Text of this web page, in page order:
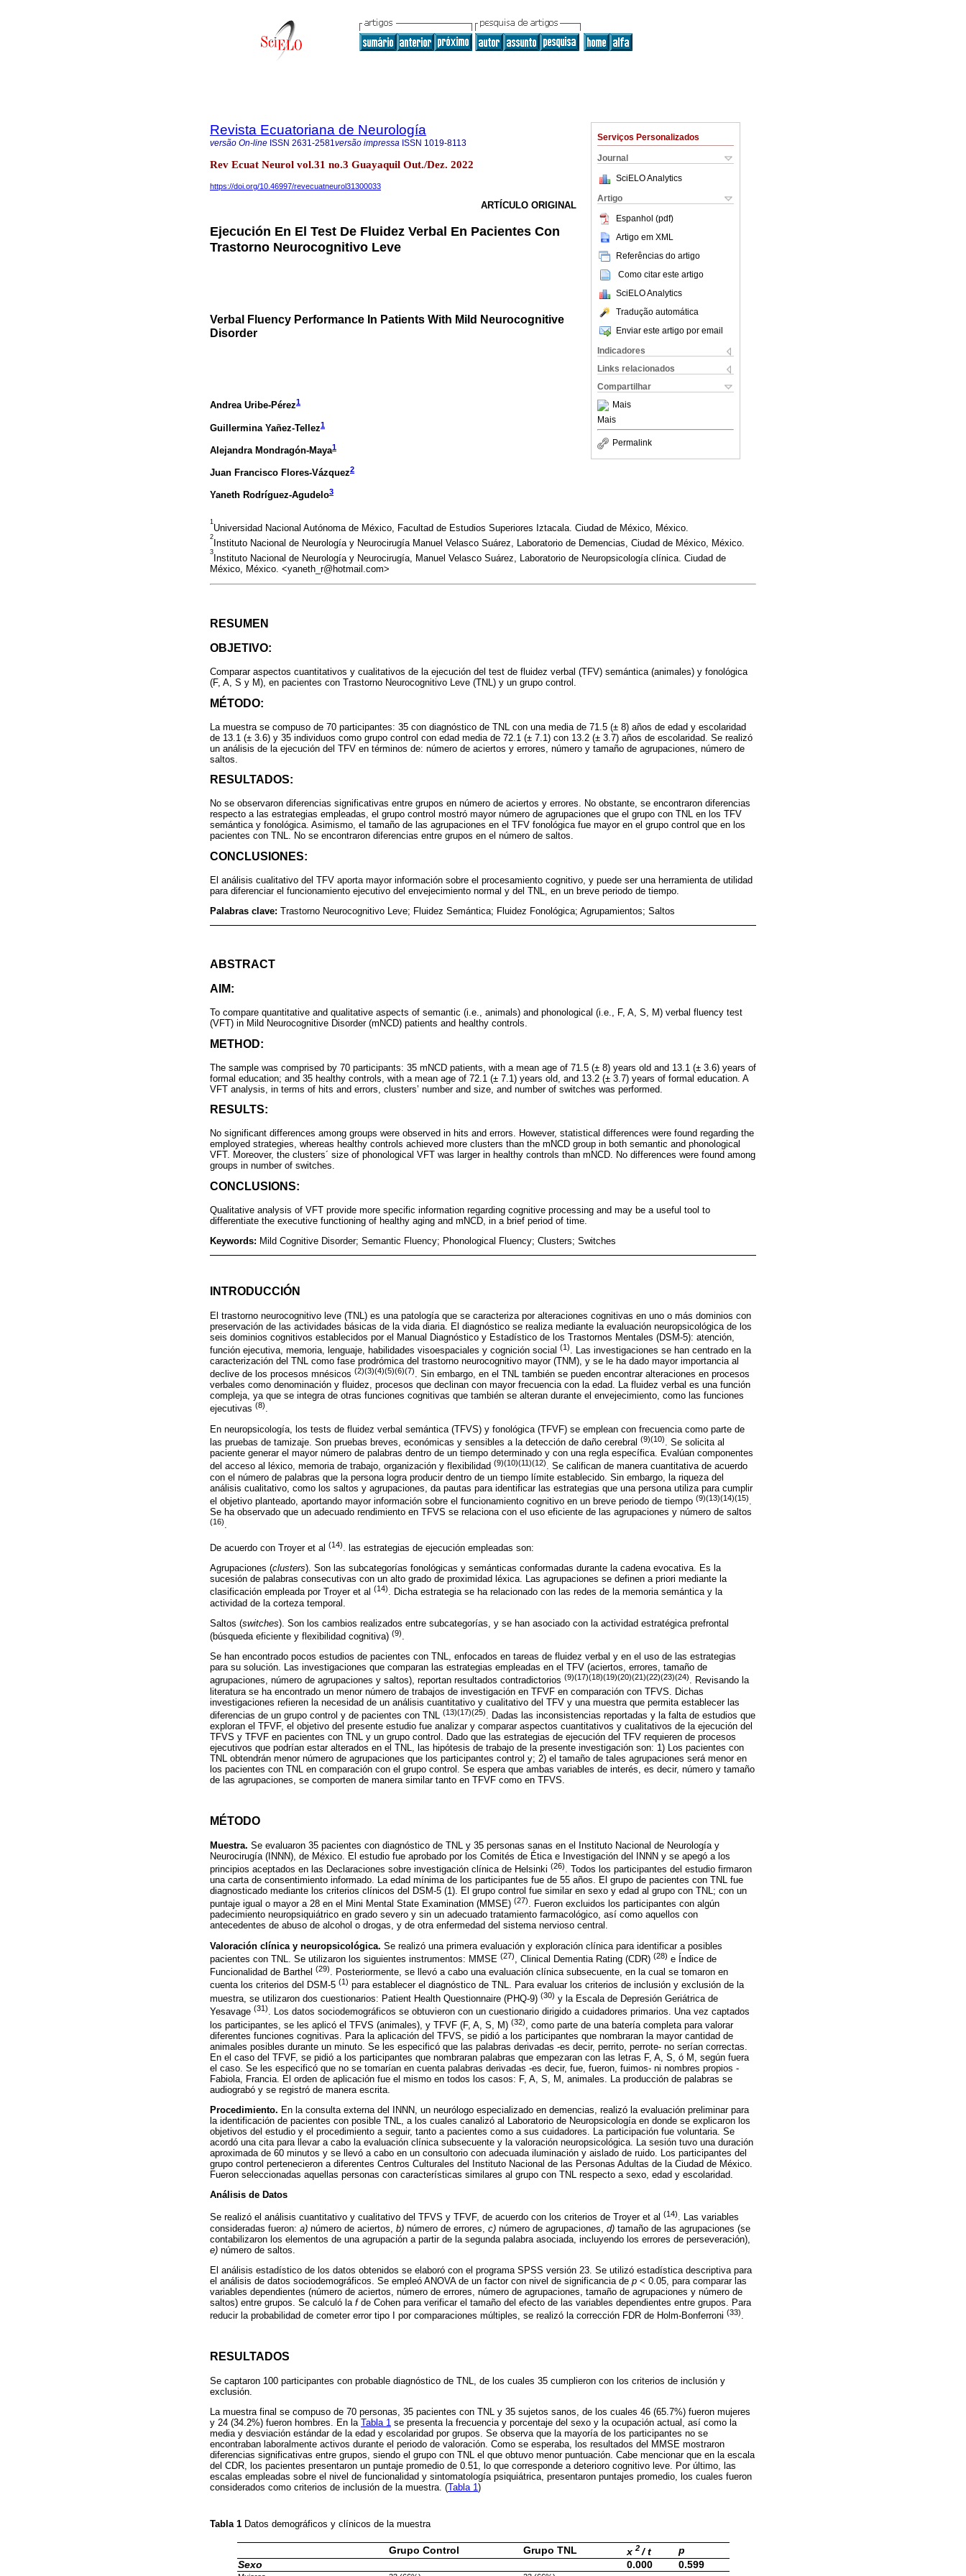
Serviços Personalizados
Journal
SciELO Analytics
Artigo
Espanhol (pdf)
Artigo em XML
Referências do artigo
Como citar este artigo
SciELO Analytics
Tradução automática
Enviar este artigo por email
Indicadores
Links relacionados
Compartilhar
Mais
Mais
Permalink
Revista Ecuatoriana de Neurología
versão On-line ISSN 2631-2581versão impressa ISSN 1019-8113
Rev Ecuat Neurol vol.31 no.3 Guayaquil Out./Dez. 2022
https://doi.org/10.46997/revecuatneurol31300033
ARTÍCULO ORIGINAL
Ejecución En El Test De Fluidez Verbal En Pacientes Con
Trastorno Neurocognitivo Leve
Verbal Fluency Performance In Patients With Mild Neurocognitive
Disorder
Andrea Uribe-Pérez1
Guillermina Yañez-Tellez1
Alejandra Mondragón-Maya1
Juan Francisco Flores-Vázquez2
Yaneth Rodríguez-Agudelo3
1
Universidad Nacional Autónoma de México, Facultad de Estudios Superiores Iztacala. Ciudad de México, México.
2
Instituto Nacional de Neurología y Neurocirugía Manuel Velasco Suárez, Laboratorio de Demencias, Ciudad de México, México.
3
Instituto Nacional de Neurología y Neurocirugía, Manuel Velasco Suárez, Laboratorio de Neuropsicología clínica. Ciudad de
México, México. <yaneth_r@hotmail.com>
RESUMEN
OBJETIVO:
Comparar aspectos cuantitativos y cualitativos de la ejecución del test de fluidez verbal (TFV) semántica (animales) y fonológica
(F, A, S y M), en pacientes con Trastorno Neurocognitivo Leve (TNL) y un grupo control.
MÉTODO:
La muestra se compuso de 70 participantes: 35 con diagnóstico de TNL con una media de 71.5 (± 8) años de edad y escolaridad
de 13.1 (± 3.6) y 35 individuos como grupo control con edad media de 72.1 (± 7.1) con 13.2 (± 3.7) años de escolaridad. Se realizó
un análisis de la ejecución del TFV en términos de: número de aciertos y errores, número y tamaño de agrupaciones, número de
saltos.
RESULTADOS:
No se observaron diferencias significativas entre grupos en número de aciertos y errores. No obstante, se encontraron diferencias
respecto a las estrategias empleadas, el grupo control mostró mayor número de agrupaciones que el grupo con TNL en los TFV
semántica y fonológica. Asimismo, el tamaño de las agrupaciones en el TFV fonológica fue mayor en el grupo control que en los
pacientes con TNL. No se encontraron diferencias entre grupos en el número de saltos.
CONCLUSIONES:
El análisis cualitativo del TFV aporta mayor información sobre el procesamiento cognitivo, y puede ser una herramienta de utilidad
para diferenciar el funcionamiento ejecutivo del envejecimiento normal y del TNL, en un breve periodo de tiempo.
Palabras clave: Trastorno Neurocognitivo Leve; Fluidez Semántica; Fluidez Fonológica; Agrupamientos; Saltos
ABSTRACT
AIM:
To compare quantitative and qualitative aspects of semantic (i.e., animals) and phonological (i.e., F, A, S, M) verbal fluency test
(VFT) in Mild Neurocognitive Disorder (mNCD) patients and healthy controls.
METHOD:
The sample was comprised by 70 participants: 35 mNCD patients, with a mean age of 71.5 (± 8) years old and 13.1 (± 3.6) years of
formal education; and 35 healthy controls, with a mean age of 72.1 (± 7.1) years old, and 13.2 (± 3.7) years of formal education. A
VFT analysis, in terms of hits and errors, clusters’ number and size, and number of switches was performed.
RESULTS:
No significant differences among groups were observed in hits and errors. However, statistical differences were found regarding the
employed strategies, whereas healthy controls achieved more clusters than the mNCD group in both semantic and phonological
VFT. Moreover, the clusters´ size of phonological VFT was larger in healthy controls than mNCD. No differences were found among
groups in number of switches.
CONCLUSIONS:
Qualitative analysis of VFT provide more specific information regarding cognitive processing and may be a useful tool to
differentiate the executive functioning of healthy aging and mNCD, in a brief period of time.
Keywords: Mild Cognitive Disorder; Semantic Fluency; Phonological Fluency; Clusters; Switches
INTRODUCCIÓN
El trastorno neurocognitivo leve (TNL) es una patología que se caracteriza por alteraciones cognitivas en uno o más dominios con
preservación de las actividades básicas de la vida diaria. El diagnóstico se realiza mediante la evaluación neuropsicológica de los
seis dominios cognitivos establecidos por el Manual Diagnóstico y Estadístico de los Trastornos Mentales (DSM-5): atención,
función ejecutiva, memoria, lenguaje, habilidades visoespaciales y cognición social (1). Las investigaciones se han centrado en la
caracterización del TNL como fase prodrómica del trastorno neurocognitivo mayor (TNM), y se le ha dado mayor importancia al
declive de los procesos mnésicos (2)(3)(4)(5)(6)(7). Sin embargo, en el TNL también se pueden encontrar alteraciones en procesos
verbales como denominación y fluidez, procesos que declinan con mayor frecuencia con la edad. La fluidez verbal es una función
compleja, ya que se integra de otras funciones cognitivas que también se alteran durante el envejecimiento, como las funciones
ejecutivas (8).
En neuropsicología, los tests de fluidez verbal semántica (TFVS) y fonológica (TFVF) se emplean con frecuencia como parte de
las pruebas de tamizaje. Son pruebas breves, económicas y sensibles a la detección de daño cerebral (9)(10). Se solicita al
paciente generar el mayor número de palabras dentro de un tiempo determinado y con una regla específica. Evalúan componentes
del acceso al léxico, memoria de trabajo, organización y flexibilidad (9)(10)(11)(12). Se califican de manera cuantitativa de acuerdo
con el número de palabras que la persona logra producir dentro de un tiempo límite establecido. Sin embargo, la riqueza del
análisis cualitativo, como los saltos y agrupaciones, da pautas para identificar las estrategias que una persona utiliza para cumplir
el objetivo planteado, aportando mayor información sobre el funcionamiento cognitivo en un breve periodo de tiempo (9)(13)(14)(15).
Se ha observado que un adecuado rendimiento en TFVS se relaciona con el uso eficiente de las agrupaciones y número de saltos
(16).
De acuerdo con Troyer et al (14). las estrategias de ejecución empleadas son:
Agrupaciones (clusters). Son las subcategorías fonológicas y semánticas conformadas durante la cadena evocativa. Es la
sucesión de palabras consecutivas con un alto grado de proximidad léxica. Las agrupaciones se definen a priori mediante la
clasificación empleada por Troyer et al (14). Dicha estrategia se ha relacionado con las redes de la memoria semántica y la
actividad de la corteza temporal.
Saltos (switches). Son los cambios realizados entre subcategorías, y se han asociado con la actividad estratégica prefrontal
(búsqueda eficiente y flexibilidad cognitiva) (9).
Se han encontrado pocos estudios de pacientes con TNL, enfocados en tareas de fluidez verbal y en el uso de las estrategias
para su solución. Las investigaciones que comparan las estrategias empleadas en el TFV (aciertos, errores, tamaño de
agrupaciones, número de agrupaciones y saltos), reportan resultados contradictorios (9)(17)(18)(19)(20)(21)(22)(23)(24). Revisando la
literatura se ha encontrado un menor número de trabajos de investigación en TFVF en comparación con TFVS. Dichas
investigaciones refieren la necesidad de un análisis cuantitativo y cualitativo del TFV y una muestra que permita establecer las
diferencias de un grupo control y de pacientes con TNL (13)(17)(25). Dadas las inconsistencias reportadas y la falta de estudios que
exploran el TFVF, el objetivo del presente estudio fue analizar y comparar aspectos cuantitativos y cualitativos de la ejecución del
TFVS y TFVF en pacientes con TNL y un grupo control. Dado que las estrategias de ejecución del TFV requieren de procesos
ejecutivos que podrían estar alterados en el TNL, las hipótesis de trabajo de la presente investigación son: 1) Los pacientes con
TNL obtendrán menor número de agrupaciones que los participantes control y; 2) el tamaño de tales agrupaciones será menor en
los pacientes con TNL en comparación con el grupo control. Se espera que ambas variables de interés, es decir, número y tamaño
de las agrupaciones, se comporten de manera similar tanto en TFVF como en TFVS.
MÉTODO
Muestra. Se evaluaron 35 pacientes con diagnóstico de TNL y 35 personas sanas en el Instituto Nacional de Neurología y
Neurocirugía (INNN), de México. El estudio fue aprobado por los Comités de Ética e Investigación del INNN y se apegó a los
principios aceptados en las Declaraciones sobre investigación clínica de Helsinki (26)
. Todos los participantes del estudio firmaron
una carta de consentimiento informado. La edad mínima de los participantes fue de 55 años. El grupo de pacientes con TNL fue
diagnosticado mediante los criterios clínicos del DSM-5 (1). El grupo control fue similar en sexo y edad al grupo con TNL; con un
puntaje igual o mayor a 28 en el Mini Mental State Examination (MMSE) (27). Fueron excluidos los participantes con algún
padecimiento neuropsiquiátrico en grado severo y sin un adecuado tratamiento farmacológico, así como aquellos con
antecedentes de abuso de alcohol o drogas, y de otra enfermedad del sistema nervioso central.
Valoración clínica y neuropsicológica. Se realizó una primera evaluación y exploración clínica para identificar a posibles
pacientes con TNL. Se utilizaron los siguientes instrumentos: MMSE (27) , Clinical Dementia Rating (CDR) (28) e Índice de
Funcionalidad de Barthel (29). Posteriormente, se llevó a cabo una evaluación clínica subsecuente, en la cual se tomaron en
cuenta los criterios del DSM-5 (1) para establecer el diagnóstico de TNL. Para evaluar los criterios de inclusión y exclusión de la
muestra, se utilizaron dos cuestionarios: Patient Health Questionnaire (PHQ-9) (30) y la Escala de Depresión Geriátrica de
Yesavage (31). Los datos sociodemográficos se obtuvieron con un cuestionario dirigido a cuidadores primarios. Una vez captados
los participantes, se les aplicó el TFVS (animales), y TFVF (F, A, S, M) (32)
, como parte de una batería completa para valorar
diferentes funciones cognitivas. Para la aplicación del TFVS, se pidió a los participantes que nombraran la mayor cantidad de
animales posibles durante un minuto. Se les especificó que las palabras derivadas -es decir, perrito, perrote- no serían correctas.
En el caso del TFVF, se pidió a los participantes que nombraran palabras que empezaran con las letras F, A, S, ó M, según fuera
el caso. Se les especificó que no se tomarían en cuenta palabras derivadas -es decir, fue, fueron, fuimos- ni nombres propios -
Fabiola, Francia. El orden de aplicación fue el mismo en todos los casos: F, A, S, M, animales. La producción de palabras se
audiograbó y se registró de manera escrita.
Procedimiento. En la consulta externa del INNN, un neurólogo especializado en demencias, realizó la evaluación preliminar para
la identificación de pacientes con posible TNL, a los cuales canalizó al Laboratorio de Neuropsicología en donde se explicaron los
objetivos del estudio y el procedimiento a seguir, tanto a pacientes como a sus cuidadores. La participación fue voluntaria. Se
acordó una cita para llevar a cabo la evaluación clínica subsecuente y la valoración neuropsicológica. La sesión tuvo una duración
aproximada de 60 minutos y se llevó a cabo en un consultorio con adecuada iluminación y aislado de ruido. Los participantes del
grupo control pertenecieron a diferentes Centros Culturales del Instituto Nacional de las Personas Adultas de la Ciudad de México.
Fueron seleccionadas aquellas personas con características similares al grupo con TNL respecto a sexo, edad y escolaridad.
Análisis de Datos
Se realizó el análisis cuantitativo y cualitativo del TFVS y TFVF, de acuerdo con los criterios de Troyer et al (14). Las variables
consideradas fueron: a) número de aciertos, b) número de errores, c) número de agrupaciones, d) tamaño de las agrupaciones (se
contabilizaron los elementos de una agrupación a partir de la segunda palabra asociada, incluyendo los errores de perseveración),
e) número de saltos.
El análisis estadístico de los datos obtenidos se elaboró con el programa SPSS versión 23. Se utilizó estadística descriptiva para
el análisis de datos sociodemográficos. Se empleó ANOVA de un factor con nivel de significancia de p < 0.05, para comparar las
variables dependientes (número de aciertos, número de errores, número de agrupaciones, tamaño de agrupaciones y número de
saltos) entre grupos. Se calculó la fde Cohen para verificar el tamaño del efecto de las variables dependientes entre grupos. Para
reducir la probabilidad de cometer error tipo I por comparaciones múltiples, se realizó la corrección FDR de Holm-Bonferroni (33).
RESULTADOS
Se captaron 100 participantes con probable diagnóstico de TNL, de los cuales 35 cumplieron con los criterios de inclusión y
exclusión.
La muestra final se compuso de 70 personas, 35 pacientes con TNL y 35 sujetos sanos, de los cuales 46 (65.7%) fueron mujeres
y 24 (34.2%) fueron hombres. En la Tabla 1 se presenta la frecuencia y porcentaje del sexo y la ocupación actual, así como la
media y desviación estándar de la edad y escolaridad por grupos. Se observa que la mayoría de los participantes no se
encontraban laboralmente activos durante el periodo de valoración. Como se esperaba, los resultados del MMSE mostraron
diferencias significativas entre grupos, siendo el grupo con TNL el que obtuvo menor puntuación. Cabe mencionar que en la escala
del CDR, los pacientes presentaron un puntaje promedio de 0.51, lo que corresponde a deterioro cognitivo leve. Por último, las
escalas empleadas sobre el nivel de funcionalidad y sintomatología psiquiátrica, presentaron puntajes promedio, los cuales fueron
considerados como criterios de inclusión de la muestra. (Tabla 1 )
Tabla 1 Datos demográficos y clínicos de la muestra
Grupo Control Grupo TNL x 2 / t
p
Sexo
0.000 0.599